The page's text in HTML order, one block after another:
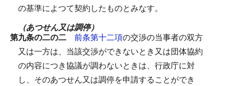
の基準によつて契約したものとみなす。
（あつせん又は調停）
第九条の二の二 前条第十二項の交渉の当事者の双方
又は一方は、当該交渉ができないとき又は団体協約
の内容につき協議が調わないときは、行政庁に対
し、そのあつせん又は調停を申請することができ